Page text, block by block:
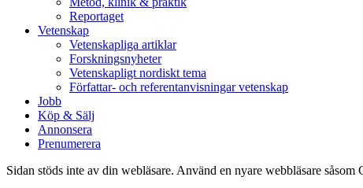
Reportaget
Vetenskap
Vetenskapliga artiklar
Forskningsnyheter
Vetenskapligt nordiskt tema
Författar- och referentanvisningar vetenskap
Jobb
Köp & Sälj
Annonsera
Prenumerera
Sidan stöds inte av din webläsare. Använd en nyare webbläsare